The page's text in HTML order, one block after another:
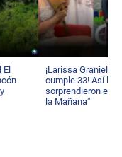
¡Larissa Graniello
cumple 33! Así la
sorprendieron en
la Mañana”